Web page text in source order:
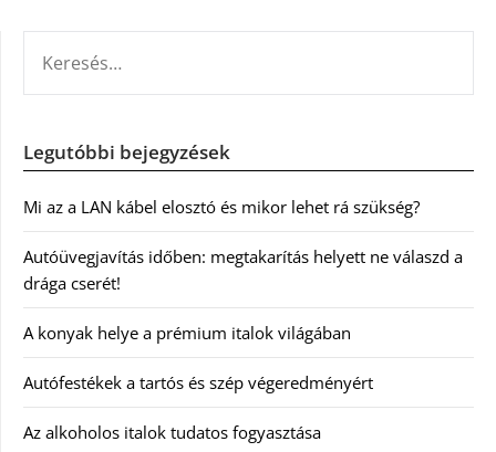
Legutóbbi bejegyzések
Mi az a LAN kábel elosztó és mikor lehet rá szükség?
Autóüvegjavítás időben: megtakarítás helyett ne válaszd a
drága cserét!
A konyak helye a prémium italok világában
Autófestékek a tartós és szép végeredményért
Az alkoholos italok tudatos fogyasztása